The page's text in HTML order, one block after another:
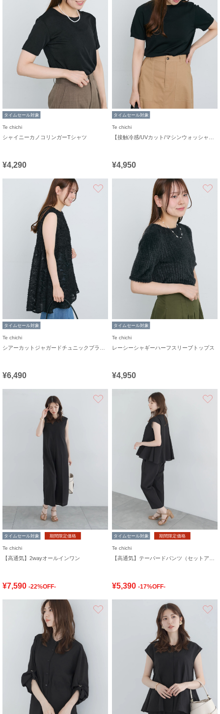
タイムセール対象
Te chichi
シャイニーカノコリンガーTシャツ
¥4,290
タイムセール対象
Te chichi
¥4,950
タイムセール対象
Te chichi
¥6,490
タイムセール対象
Te chichi
レーシーシャギーハーフスリーブトップス
¥4,950
タイムセール対象 期間限定価格
Te chichi
【高通気】2wayオールインワン
¥7,590 -22%OFF-
タイムセール対象 期間限定価格
Te chichi
¥5,390 -17%OFF-